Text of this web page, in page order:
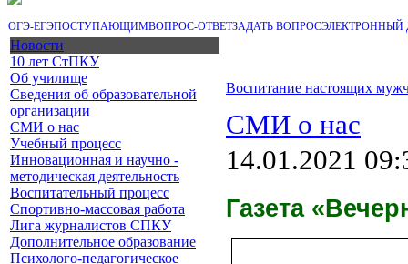
ОГЭ-ЕГЭПОСТУПАЮЩИМВОПРОС-ОТВЕТЗАДАТЬ ВОПРОСЭЛЕКТРОННЫЙ
Новости
10 лет СтПКУ
Об училище
Сведения об образовательной
организации
СМИ о нас
Учебный процесс
Инновационная и научно -
методическая деятельность
Воспитательный процесс
Спортивно-массовая работа
Лига журналистов СПКУ
Дополнительное образование
Психолого-педагогическое
Воспитание настоящих
СМИ о нас
14.01.2021
Газета